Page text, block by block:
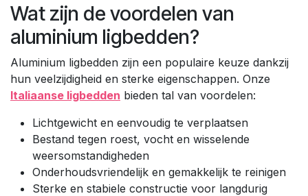
Wat zijn de voordelen van
aluminium ligbedden?
Aluminium ligbedden zijn een populaire keuze dankzij
hun veelzijdigheid en sterke eigenschappen. Onze
Italiaanse ligbedden bieden tal van voordelen:
Lichtgewicht en eenvoudig te verplaatsen
Bestand tegen roest, vocht en wisselende
weersomstandigheden
Onderhoudsvriendelijk en gemakkelijk te reinigen
Sterke en stabiele constructie voor langdurig